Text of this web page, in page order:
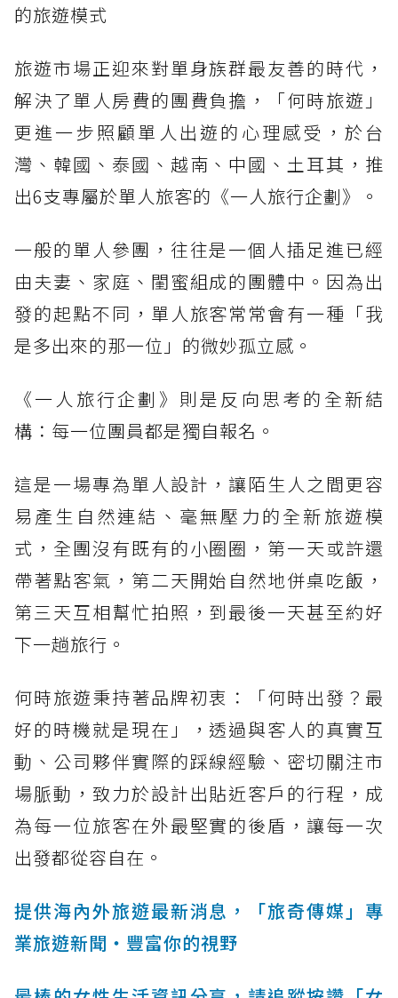
的旅遊模式
旅遊市場正迎來對單身族群最友善的時代，
解決了單人房費的團費負擔，「何時旅遊」
更進一步照顧單人出遊的心理感受，於台
灣、韓國、泰國、越南、中國、土耳其，推
出6支專屬於單人旅客的《一人旅行企劃》。
一般的單人參團，往往是一個人插足進已經
由夫妻、家庭、閨蜜組成的團體中。因為出
發的起點不同，單人旅客常常會有一種「我
是多出來的那一位」的微妙孤立感。
《一人旅行企劃》則是反向思考的全新結
構：每一位團員都是獨自報名。
這是一場專為單人設計，讓陌生人之間更容
易產生自然連結、毫無壓力的全新旅遊模
式，全團沒有既有的小圈圈，第一天或許還
帶著點客氣，第二天開始自然地併桌吃飯，
第三天互相幫忙拍照，到最後一天甚至約好
下一趟旅行。
何時旅遊秉持著品牌初衷：「何時出發？最
好的時機就是現在」，透過與客人的真實互
動、公司夥伴實際的踩線經驗、密切關注市
場脈動，致力於設計出貼近客戶的行程，成
為每一位旅客在外最堅實的後盾，讓每一次
出發都從容自在。
提供海內外旅遊最新消息，「旅奇傳媒」專
業旅遊新聞‧豐富你的視野